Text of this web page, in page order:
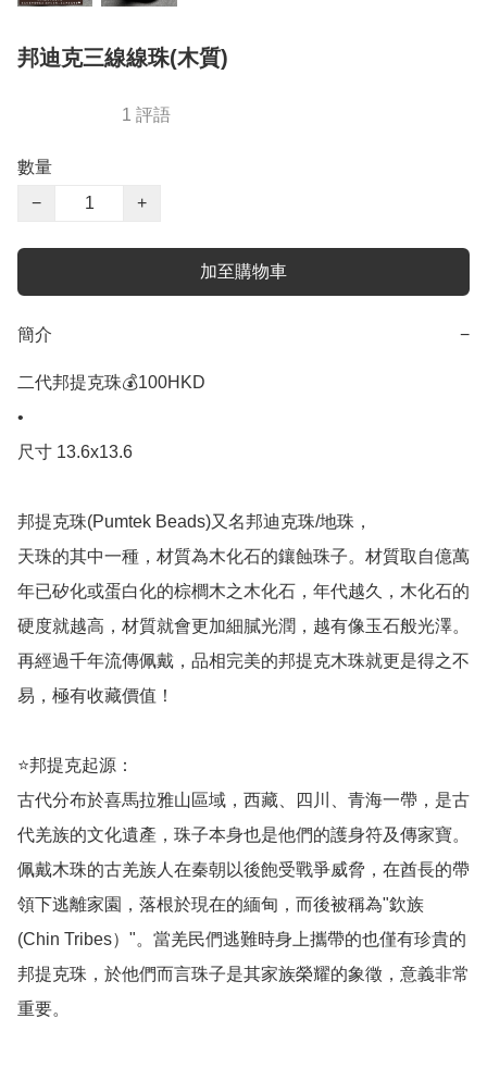
邦迪克三線線珠(木質)
1 評語
數量
−
+
加至購物車
簡介 −
二代邦提克珠💰100HKD
•
尺寸 13.6x13.6
邦提克珠(Pumtek Beads)又名邦迪克珠/地珠，
天珠的其中一種，材質為木化石的鑲蝕珠子。材質取自億萬
年已矽化或蛋白化的棕櫚木之木化石，年代越久，木化石的
硬度就越高，材質就會更加細膩光潤，越有像玉石般光澤。
再經過千年流傳佩戴，品相完美的邦提克木珠就更是得之不
易，極有收藏價值！
⭐️邦提克起源：
古代分布於喜馬拉雅山區域，西藏、四川、青海一帶，是古
代羌族的文化遺產，珠子本身也是他們的護身符及傳家寶。
佩戴木珠的古羌族人在秦朝以後飽受戰爭威脅，在酋長的帶
領下逃離家園，落根於現在的緬甸，而後被稱為"欽族
(Chin Tribes）"。當羌民們逃難時身上攜帶的也僅有珍貴的
邦提克珠，於他們而言珠子是其家族榮耀的象徵，意義非常
重要。